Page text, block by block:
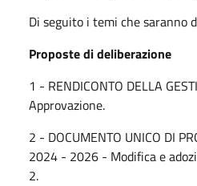
Di seguito i temi che saranno
Proposte di deliberazione
1 - RENDICONTO DELLA
Approvazione.
2 - DOCUMENTO UNICO DI
2024 - 2026 - Modifica e
2.